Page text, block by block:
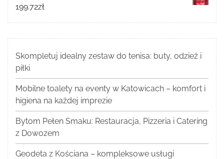
199.72zł
Skompletuj idealny zestaw do tenisa: buty, odzież i
piłki
Mobilne toalety na eventy w Katowicach – komfort i
higiena na każdej imprezie
Bytom Pełen Smaku: Restauracja, Pizzeria i Catering
z Dowozem
Geodeta z Kościana – kompleksowe usługi